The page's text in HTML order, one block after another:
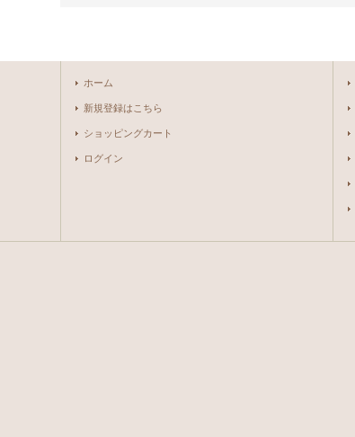
ホーム
新規登録はこちら
ショッピングカート
ログイン